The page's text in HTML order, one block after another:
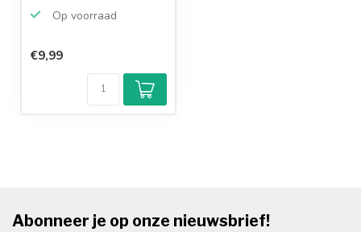
Op voorraad
€9,99
Abonneer je op onze nieuwsbrief!